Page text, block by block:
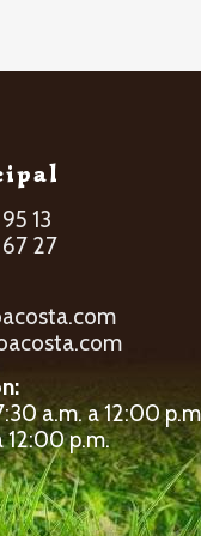
13
27
a.m. a 12:00
12:00 p.m.